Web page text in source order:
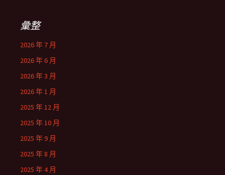
彙整
2026 年 7 月
2026 年 6 月
2026 年 3 月
2026 年 1 月
2025 年 12 月
2025 年 10 月
2025 年 9 月
2025 年 8 月
2025 年 4 月